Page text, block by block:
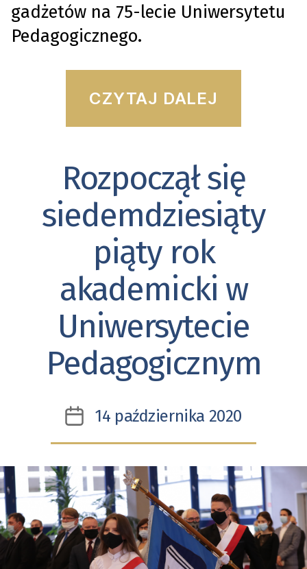
gadżetów na 75-lecie Uniwersytetu
Pedagogicznego.
CZYTAJ DALEJ
Kategorie
Rozpoczął się
siedemdziesiąty
piąty rok
akademicki w
Uniwersytecie
Pedagogicznym
Data
wpisu
14 października 2020